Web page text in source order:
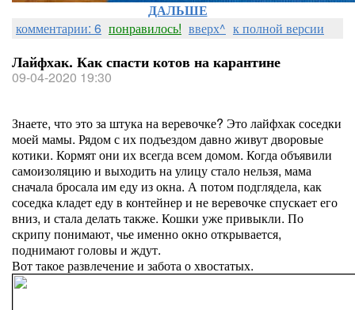
ДАЛЬШЕ
комментарии: 6 понравилось! вверх^ к полной версии
Лайфхак. Как спасти котов на карантине
09-04-2020 19:30
Знаете, что это за штука на веревочке? Это лайфхак соседки
моей мамы. Рядом с их подъездом давно живут дворовые
котики. Кормят они их всегда всем домом. Когда объявили
самоизоляцию и выходить на улицу стало нельзя, мама
сначала бросала им еду из окна. А потом подглядела, как
соседка кладет еду в контейнер и не веревочке спускает его
вниз, и стала делать также. Кошки уже привыкли. По
скрипу понимают, чье именно окно открывается,
поднимают головы и ждут.
Вот такое развлечение и забота о хвостатых.